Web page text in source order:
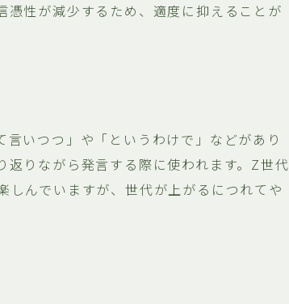
憑性が減少するため、適度に抑えることが
言いつつ」や「というわけで」などがあり
りながら発言する際に使われます。Z世代
しんでいますが、世代が上がるにつれてや